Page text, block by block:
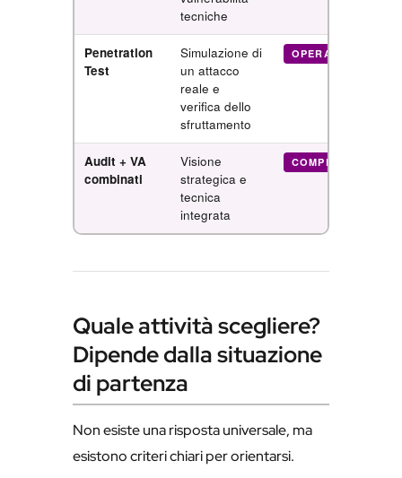
tecniche
Penetration
Test
Simulazione di
un attacco
reale e
verifica dello
sfruttamento
OPERATIVO
Audit + VA
combinati
Visione
strategica e
tecnica
integrata
COMPLETO
Quale attività scegliere?
Dipende dalla situazione
di partenza
Non esiste una risposta universale, ma
esistono criteri chiari per orientarsi.